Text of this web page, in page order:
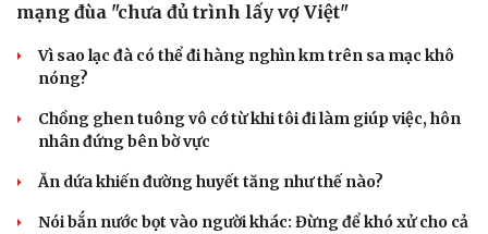
mạng đùa "chưa đủ trình lấy vợ Việt"
Vì sao lạc đà có thể đi hàng nghìn km trên sa mạc khô
nóng?
Chồng ghen tuông vô cớ từ khi tôi đi làm giúp việc, hôn
nhân đứng bên bờ vực
Ăn dứa khiến đường huyết tăng như thế nào?
Nói bắn nước bọt vào người khác: Đừng để khó xử cho cả